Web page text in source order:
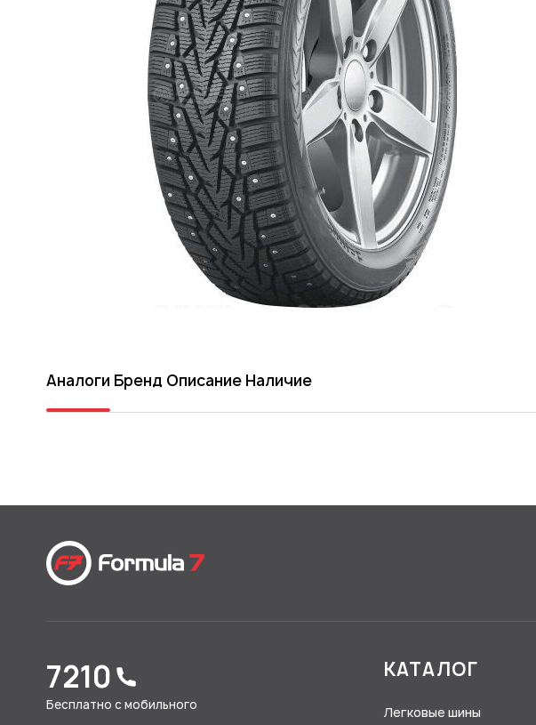
Аналоги Бренд Описание Наличие
7210
Бесплатно с мобильного
КАТАЛОГ
Легковые шины